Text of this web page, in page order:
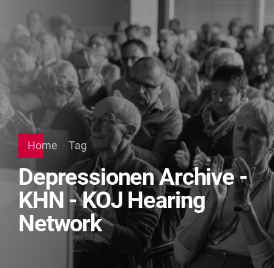
Home Tag
Depressionen Archive -
KHN - KOJ Hearing
Network